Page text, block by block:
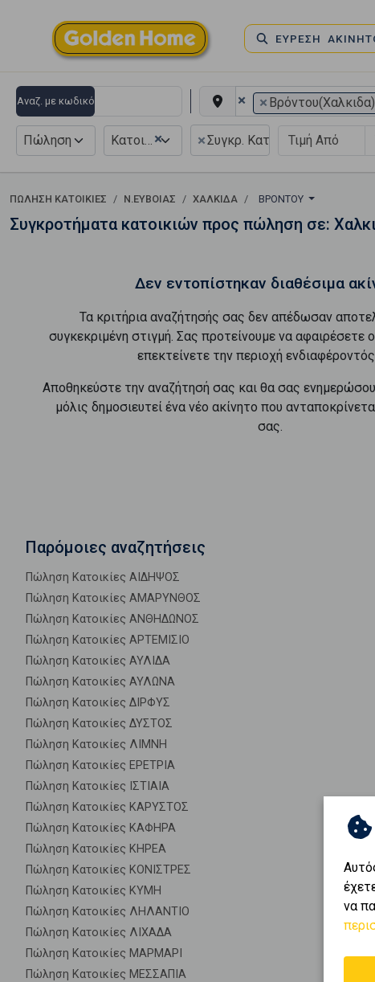
ΕΥΡΕΣΗ
Αναζ. με κωδικό × × Βρόντου(Χαλκιδα)
Πώληση ×
Κατοικία ×Συγκρ. Κατοικιών
ΠΏΛΗΣΗ ΚΑΤΟΙΚΊΕΣ Ν.ΕΥΒΟΙΑΣ ΧΑΛΚΙΔΑ ΒΡΌΝΤΟΥ
Συγκροτήματα κατοικιών προς πώληση σε:
Δεν εντοπίστηκαν διαθέσιμα
Τα κριτήρια αναζήτησής σας δεν απέδωσαν
συγκεκριμένη στιγμή. Σας προτείνουμε να αφαιρέσετε
επεκτείνετε την περιοχή
Αποθηκεύστε την αναζήτησή σας και θα σας
μόλις δημοσιευτεί ένα νέο ακίνητο που
σας.
Παρόμοιες αναζητήσεις
Πώληση Κατοικίες ΑΙΔΗΨΟΣ
Πώληση Κατοικίες ΑΜΑΡΥΝΘΟΣ
Πώληση Κατοικίες ΑΝΘΗΔΩΝΟΣ
Πώληση Κατοικίες ΑΡΤΕΜΙΣΙΟ
Πώληση Κατοικίες ΑΥΛΙΔΑ
Πώληση Κατοικίες ΑΥΛΩΝΑ
Πώληση Κατοικίες ΔΙΡΦΥΣ
Πώληση Κατοικίες ΔΥΣΤΟΣ
Πώληση Κατοικίες ΛΙΜΝΗ
Πώληση Κατοικίες ΕΡΕΤΡΙΑ
Πώληση Κατοικίες ΙΣΤΙΑΙΑ
Πώληση Κατοικίες ΚΑΡΥΣΤΟΣ
Πώληση Κατοικίες ΚΑΦΗΡΑ
Πώληση Κατοικίες ΚΗΡΕΑ
Πώληση Κατοικίες ΚΟΝΙΣΤΡΕΣ
Πώληση Κατοικίες ΚΥΜΗ
Πώληση Κατοικίες ΛΗΛΑΝΤΙΟ
Πώληση Κατοικίες ΛΙΧΑΔΑ
Πώληση Κατοικίες ΜΑΡΜΑΡΙ
Πώληση Κατοικίες ΜΕΣΣΑΠΙΑ
να